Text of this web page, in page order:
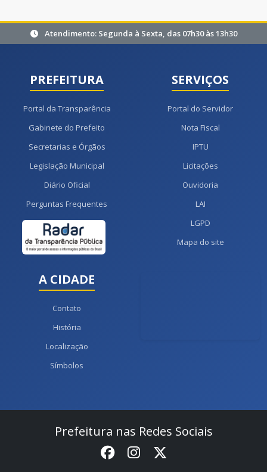
Atendimento: Segunda à Sexta, das 07h30 às 13h30
PREFEITURA
Portal da Transparência
Gabinete do Prefeito
Secretarias e Órgãos
Legislação Municipal
Diário Oficial
Perguntas Frequentes
SERVIÇOS
Portal do Servidor
Nota Fiscal
IPTU
Licitações
Ouvidoria
LAI
LGPD
Mapa do site
A CIDADE
Contato
História
Localização
Símbolos
Prefeitura nas Redes Sociais